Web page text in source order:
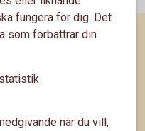
fungera för dig. Det
som förbättrar din
när du vill,